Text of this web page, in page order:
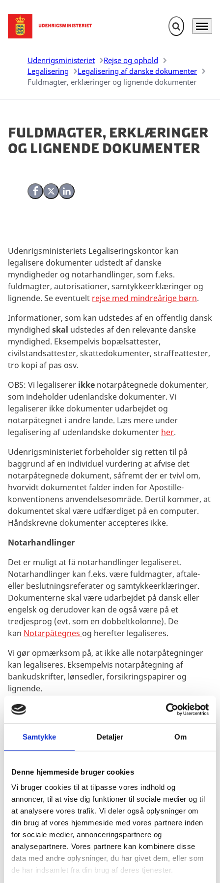
Samtykke Detaljer Om
Denne hjemmeside bruger cookies
Vi bruger cookies til at tilpasse vores indhold og
annoncer, til at vise dig funktioner til sociale medier og til
at analysere vores trafik. Vi deler også oplysninger om
din brug af vores hjemmeside med vores partnere inden
for sociale medier, annonceringspartnere og
analysepartnere. Vores partnere kan kombinere disse
data med andre oplysninger, du har givet dem, eller som
de har indsamlet fra din brug af deres tjenester.
Gå til forsiden Fold søgefelt
Menu
Udenrigsministeriet
Rejse og ophold
Legalisering
Legalisering af danske dokumenter
Fuldmagter, erklæringer og lignende dokumenter
Fuldmagter, erklæringer
og lignende dokumenter
Del på Facebook
Del på X (Twitter)
Del på LinkedIn
Udenrigsministeriets Legaliseringskontor kan
legalisere dokumenter udstedt af danske
myndigheder og notarhandlinger, som f.eks.
fuldmagter, autorisationer, samtykkeerklæringer og
lignende. Se eventuelt rejse med mindreårige børn.
Informationer, som kan udstedes af en offentlig dansk
myndighed skal udstedes af den relevante danske
myndighed. Eksempelvis bopælsattester,
civilstandsattester, skattedokumenter, straffeattester,
tro kopi af pas osv.
OBS: Vi legaliserer ikke notarpåtegnede dokumenter,
som indeholder udenlandske dokumenter. Vi
legaliserer ikke dokumenter udarbejdet og
notarpåtegnet i andre lande. Læs mere under
legalisering af udenlandske dokumenter her.
Udenrigsministeriet forbeholder sig retten til på
baggrund af en individuel vurdering at afvise det
notarpåtegnede dokument, såfremt der er tvivl om,
hvorvidt dokumentet falder inden for Apostille-
konventionens anvendelsesområde. Dertil kommer, at
dokumentet skal være udfærdiget på en computer.
Håndskrevne dokumenter accepteres ikke.
Notarhandlinger
Det er muligt at få notarhandlinger legaliseret.
Notarhandlinger kan f.eks. være fuldmagter, aftale-
eller beslutningsreferater og samtykkeerklæringer.
Dokumenterne skal være udarbejdet på dansk eller
engelsk og derudover kan de også være på et
tredjesprog (evt. som en dobbeltkolonne). De
kan Notarpåtegnes og herefter legaliseres.
Vi gør opmærksom på, at ikke alle notarpåtegninger
kan legaliseres. Eksempelvis notarpåtegning af
bankudskrifter, lønsedler, forsikringspapirer og
lignende.
Påtegnede fuldmagter, erklæringer og lignende, der
kan ikke legaliseres. Hvis dokumenter, som er udstedt
af offentlige danske myndigheder, skal indgå i en
accepteres kopi af et allerede legaliseret dokument,
hvis notaren påtegner kopien som certificeret tro
kopi/true copy.
Lav et køb for legalisering/Apostille i vores
webshop
Du skal foretage et køb for legalisering/Apostille i
vores webshop forud for indlevering eller fysisk
forsendelse af dokumentet til legalisering. Du vil
modtage kvittering for køb pr. e-mail.